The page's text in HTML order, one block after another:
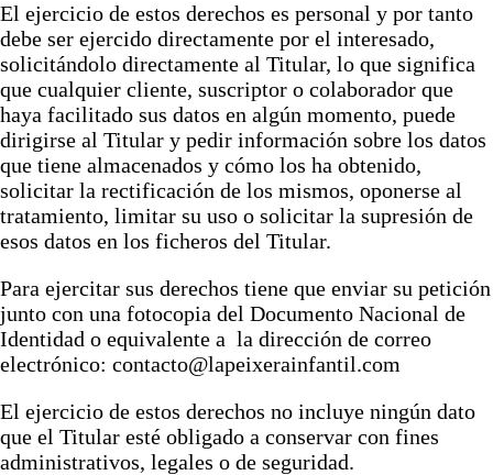
El ejercicio de estos derechos es personal y por tanto
debe ser ejercido directamente por el interesado,
solicitándolo directamente al Titular, lo que significa
que cualquier cliente, suscriptor o colaborador que
haya facilitado sus datos en algún momento, puede
dirigirse al Titular y pedir información sobre los datos
que tiene almacenados y cómo los ha obtenido,
solicitar la rectificación de los mismos, oponerse al
tratamiento, limitar su uso o solicitar la supresión de
esos datos en los ficheros del Titular.
Para ejercitar sus derechos tiene que enviar su petición
junto con una fotocopia del Documento Nacional de
Identidad o equivalente a la dirección de correo
electrónico: contacto@lapeixerainfantil.com
El ejercicio de estos derechos no incluye ningún dato
que el Titular esté obligado a conservar con fines
administrativos, legales o de seguridad.